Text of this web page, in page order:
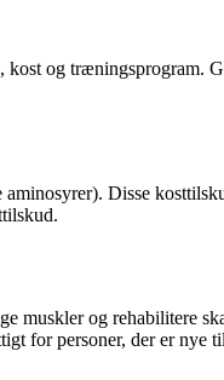
kost og træningsprogram.
Disse
muskler og rehabilitere
for personer, der er nye